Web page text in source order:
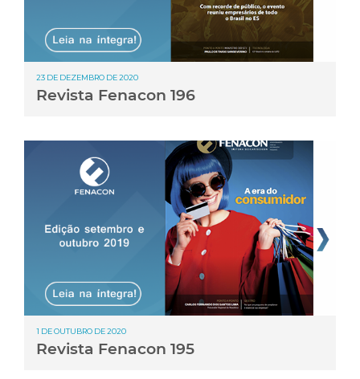
23 DE DEZEMBRO DE 2020
Revista Fenacon 196
1 DE OUTUBRO DE 2020
Revista Fenacon 195